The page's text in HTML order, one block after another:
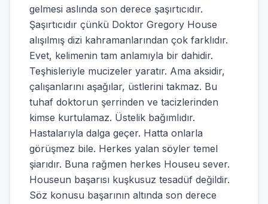
gelmesi aslında son derece şaşırtıcıdır.
Şaşırtıcıdır çünkü Doktor Gregory House
alışılmış dizi kahramanlarından çok farklıdır.
Evet, kelimenin tam anlamıyla bir dahidir.
Teşhisleriyle mucizeler yaratır. Ama aksidir,
çalışanlarını aşağılar, üstlerini takmaz. Bu
tuhaf doktorun şerrinden ve tacizlerinden
kimse kurtulamaz. Üstelik bağımlıdır.
Hastalarıyla dalga geçer. Hatta onlarla
görüşmez bile. Herkes yalan söyler temel
şiarıdır. Buna rağmen herkes Houseu sever.
Houseun başarısı kuşkusuz tesadüf değildir.
Söz konusu başarının altında son derece